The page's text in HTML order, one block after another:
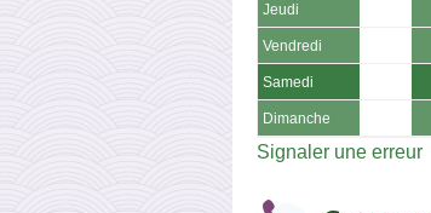
Jeudi
Vendredi
Samedi
Dimanche
Signaler une erreur